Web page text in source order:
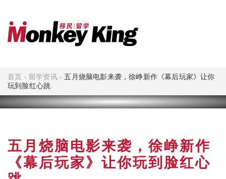
首页 - 留学资讯-五月烧脑电影来袭，徐峥新作《幕后玩家》让你
玩到脸红心跳
五月烧脑电影来袭，徐峥新作
《幕后玩家》让你玩到脸红心